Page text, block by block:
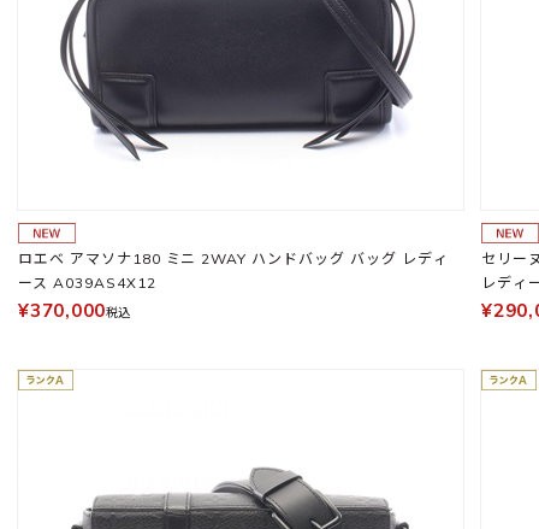
ロエベ アマソナ180 ミニ 2WAY ハンドバッグ バッグ レディ
ース A039AS4X12
¥370,000税込
セリー
レディ